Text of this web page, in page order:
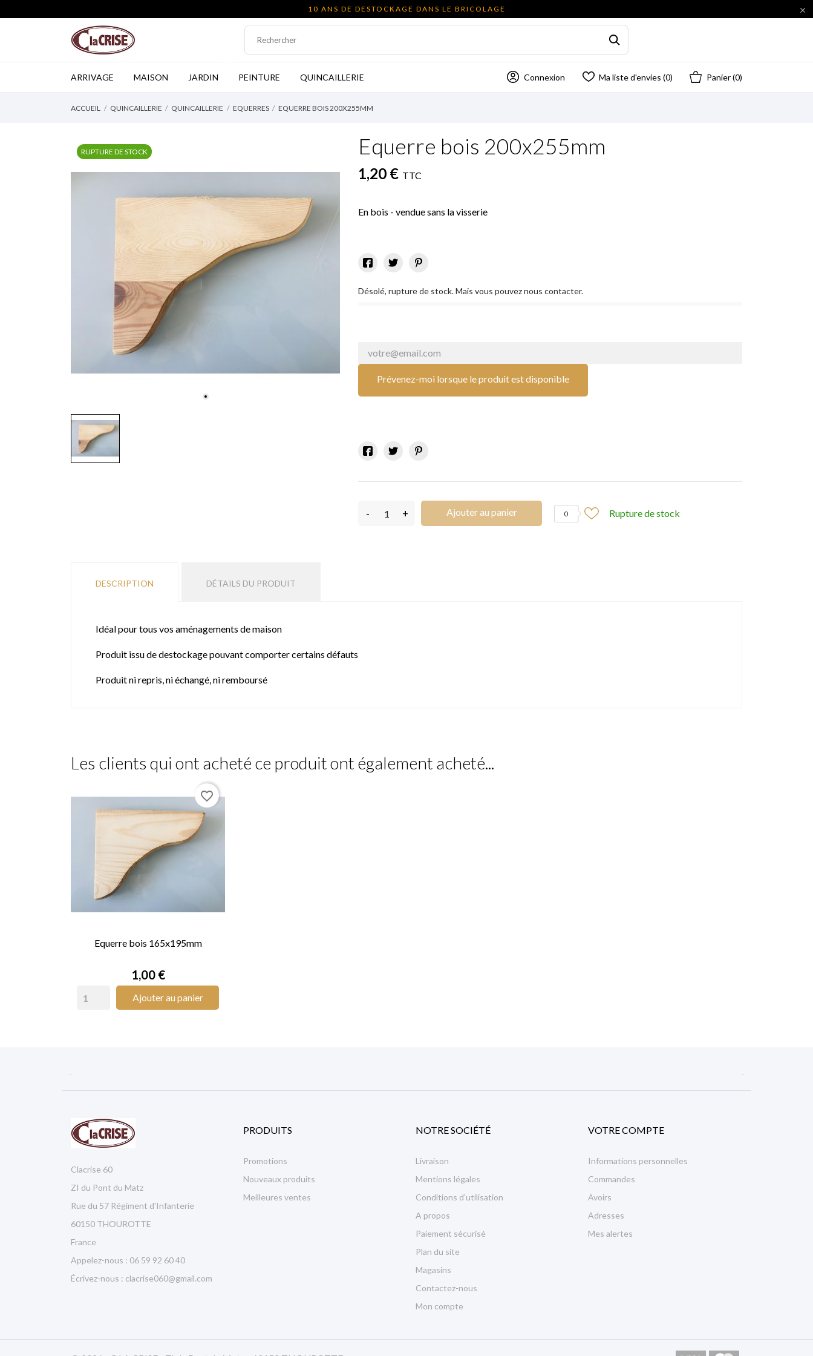
10 ANS DE DESTOCKAGE DANS LE BRICOLAGE 
ARRIVAGE MAISON JARDIN PEINTURE QUINCAILLERIE Connexion Ma liste d'envies (0) Panier(0)
ACCUEIL QUINCAILLERIE QUINCAILLERIE EQUERRES EQUERRE BOIS 200X255MM
RUPTURE DE STOCK Equerre bois 200x255mm
1,20 € TTC
En bois - vendue sans la visserie
Désolé, rupture de stock. Mais vous pouvez nous contacter.
Prévenez-moi lorsque le produit est disponible
- + Ajouter au panier 0 Rupture de stock
DESCRIPTION DÉTAILS DU PRODUIT
Idéal pour tous vos aménagements de maison
Produit issu de destockage pouvant comporter certains défauts
Produit ni repris, ni échangé, ni remboursé
Les clients qui ont acheté ce produit ont également acheté...
Equerre bois 165x195mm
Prix
1,00 €
Ajouter au panier
favorite_border
 
Clacrise 60
ZI du Pont du Matz
Rue du 57 Régiment d'Infanterie
60150 THOUROTTE
France
Appelez-nous : 06 59 92 60 40
Écrivez-nous : clacrise060@gmail.com
PRODUITS
Promotions
Nouveaux produits
Meilleures ventes
NOTRE SOCIÉTÉ
Livraison
Mentions légales
Conditions d'utilisation
A propos
Paiement sécurisé
Plan du site
Magasins
Contactez-nous
Mon compte
VOTRE COMPTE
Informations personnelles
Commandes
Avoirs
Adresses
Mes alertes